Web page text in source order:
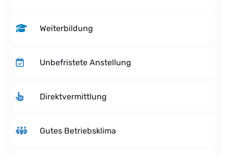
Weiterbildung
Unbefristete Anstellung
Direktvermittlung
Gutes Betriebsklima